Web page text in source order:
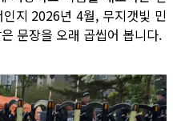
지 2026년 4월, 무지갯빛 민
문장을 오래 곱씹어 봅니다.